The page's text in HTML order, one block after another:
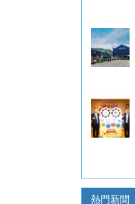
熱門新聞